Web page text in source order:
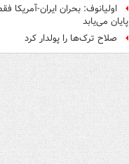
اولیانوف: بحران ایران-آمریکا
پایان می‌یابد
صلاح ترک‌ها را پولدار کرد